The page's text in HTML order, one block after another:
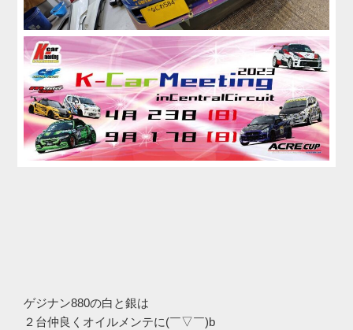
ゲジナン880の白と銀は
２台仲良くオイルメンテに(￣▽￣)b